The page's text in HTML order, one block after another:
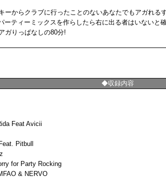
ーからクラブに行ったことのないあなたでもアガれ
ーティーミックスを作らしたら右に出る者はいない
ガりっぱなしの80分!
◆収録内容
Feat Avicii
Pitbull
for Party Rocking
& NERVO